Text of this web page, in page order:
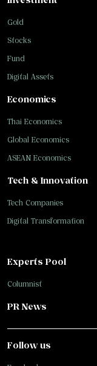
Gold
Stocks
Fund
Digital Assets
Tech & Innovation
Tech Companies
Digital Transformation
Economics
Thai Economics
Global Economics
ASEAN Economics
Experts Pool
Columnist
PR News
Follow us